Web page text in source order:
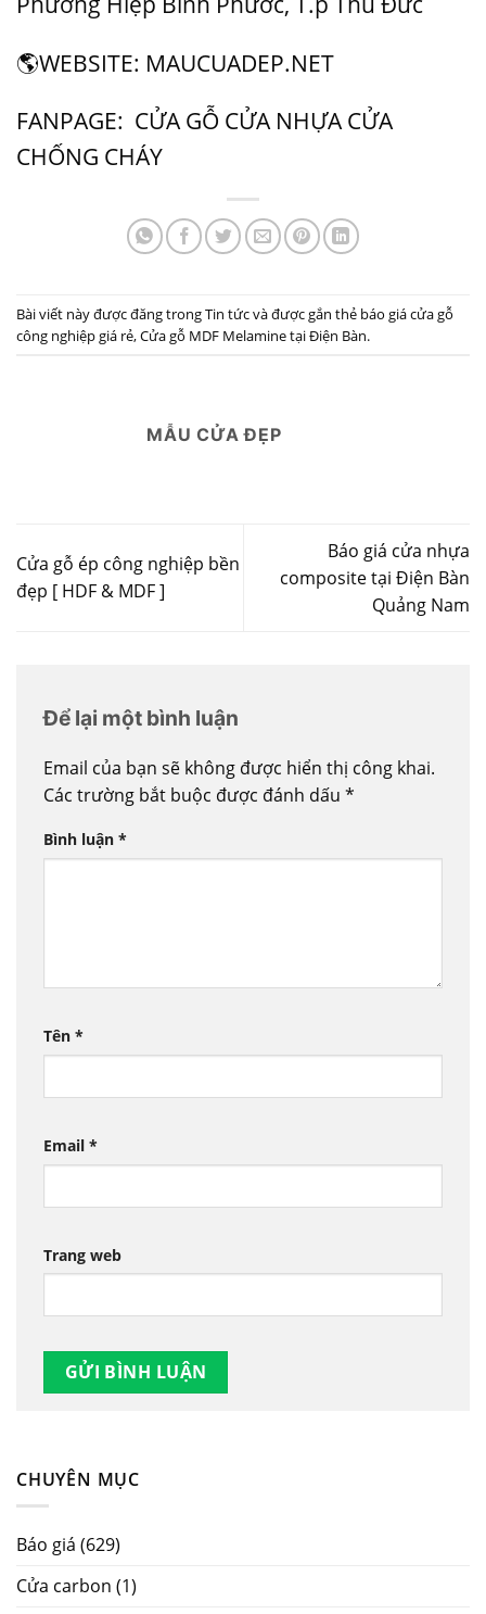
CHUYÊN MỤC
Báo giá (629)
Cửa carbon (1)
🌎WEBSITE: MAUCUADEP.NET
FANPAGE: CỬA GỖ CỬA NHỰA CỬA
CHỐNG CHÁY
Bài viết này được đăng trongTin tứcvà được gắn thẻ báo giá cửa gỗ
công nghiệp giá rẻ,Cửa gỗ MDF Melamine tại Điện Bàn.
MẪU CỬA ĐẸP
Cửa gỗ ép công nghiệp bền
đẹp [ HDF & MDF ]
Báo giá cửa nhựa
composite tại Điện Bàn
Quảng Nam
Để lại một bình luận
Email của bạn sẽ không được hiển thị công khai.
Các trường bắt buộc được đánh dấu *
Bình luận *
Tên *
Email *
Trang web